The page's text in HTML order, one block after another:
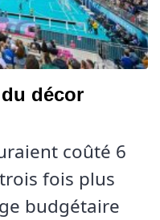
du décor
coûté 6
fois plus
budgétaire